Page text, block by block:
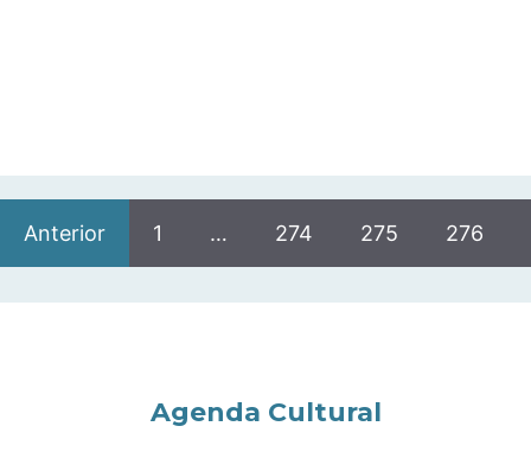
Anterior 1 … 274 275 276
Agenda Cultural